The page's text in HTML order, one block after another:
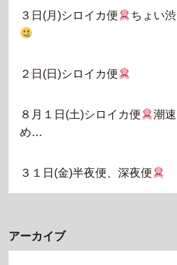
３日(月)シロイカ便 ちょい渋
２日(日)シロイカ便
８月１日(土)シロイカ便
潮速
め…
３１日(金)半夜便、深夜便
アーカイブ